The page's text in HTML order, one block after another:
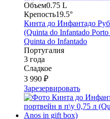
Объем0.75 L
Крепость19.5°
Кинта до Инфантадо
(Quinta do Infantado
Quinta do Infantado
Португалия
3 года
Сладкое
3 990 ₽
Зарезервировать